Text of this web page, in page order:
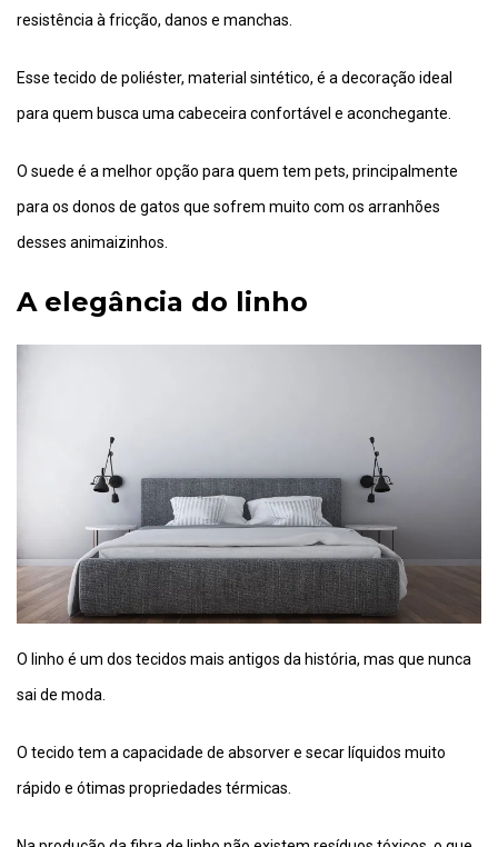
resistência à fricção, danos e manchas.
Esse tecido de poliéster, material sintético, é a decoração ideal
para quem busca uma cabeceira confortável e aconchegante.
O suede é a melhor opção para quem tem pets, principalmente
para os donos de gatos que sofrem muito com os arranhões
desses animaizinhos.
A elegância do linho
O linho é um dos tecidos mais antigos da história, mas que nunca
sai de moda.
O tecido tem a capacidade de absorver e secar líquidos muito
rápido e ótimas propriedades térmicas.